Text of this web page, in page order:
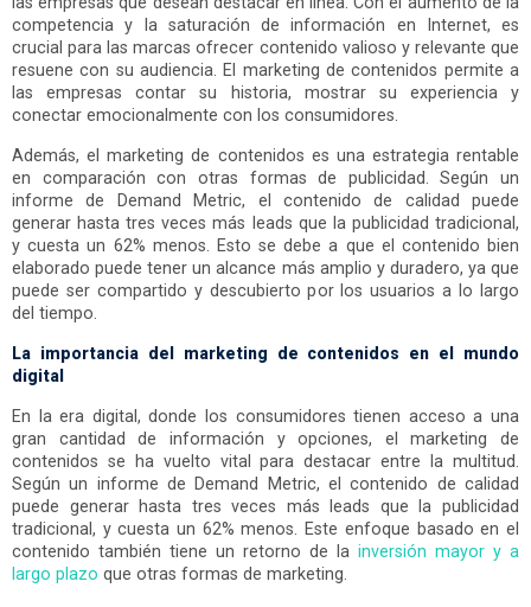
competencia y la saturación de información en Internet, es
crucial para las marcas ofrecer contenido valioso y relevante que
resuene con su audiencia. El marketing de contenidos permite a
las empresas contar su historia, mostrar su experiencia y
conectar emocionalmente con los consumidores.
Además, el marketing de contenidos es una estrategia rentable
en comparación con otras formas de publicidad. Según un
informe de Demand Metric, el contenido de calidad puede
generar hasta tres veces más leads que la publicidad tradicional,
y cuesta un 62% menos. Esto se debe a que el contenido bien
elaborado puede tener un alcance más amplio y duradero, ya que
puede ser compartido y descubierto por los usuarios a lo largo
del tiempo.
La importancia del marketing de contenidos en el mundo
digital
En la era digital, donde los consumidores tienen acceso a una
gran cantidad de información y opciones, el marketing de
contenidos se ha vuelto vital para destacar entre la multitud.
Según un informe de Demand Metric, el contenido de calidad
puede generar hasta tres veces más leads que la publicidad
tradicional, y cuesta un 62% menos. Este enfoque basado en el
contenido también tiene un retorno de la inversión mayor y a
largo plazo que otras formas de marketing.